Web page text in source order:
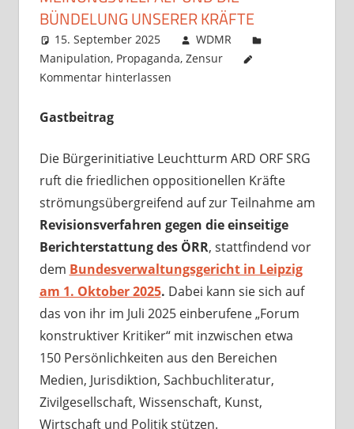
BÜNDELUNG UNSERER KRÄFTE
15. September 2025
WDMR
Manipulation, Propaganda, Zensur
Kommentar hinterlassen
Gastbeitrag
Die Bürgerinitiative Leuchtturm ARD ORF SRG
ruft die friedlichen oppositionellen Kräfte
strömungsübergreifend auf zur Teilnahme am
Revisionsverfahren gegen die einseitige
Berichterstattung des ÖRR, stattfindend vor
dem Bundesverwaltungsgericht in Leipzig
am 1. Oktober 2025. Dabei kann sie sich auf
das von ihr im Juli 2025 einberufene „Forum
konstruktiver Kritiker“ mit inzwischen etwa
150 Persönlichkeiten aus den Bereichen
Medien, Jurisdiktion, Sachbuchliteratur,
Zivilgesellschaft, Wissenschaft, Kunst,
Wirtschaft und Politik stützen.